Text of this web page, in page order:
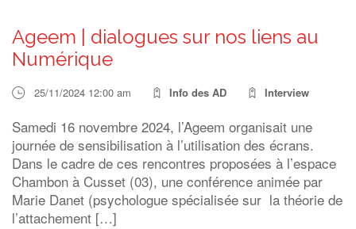
RECHERCHER
Ageem | dialogues sur nos liens au
Numérique
25/11/2024 12:00 am Info des AD Interview
Samedi 16 novembre 2024, l’Ageem organisait une
journée de sensibilisation à l’utilisation des écrans.
Dans le cadre de ces rencontres proposées à l’espace
Chambon à Cusset (03), une conférence animée par
Marie Danet (psychologue spécialisée sur la théorie de
l’attachement […]